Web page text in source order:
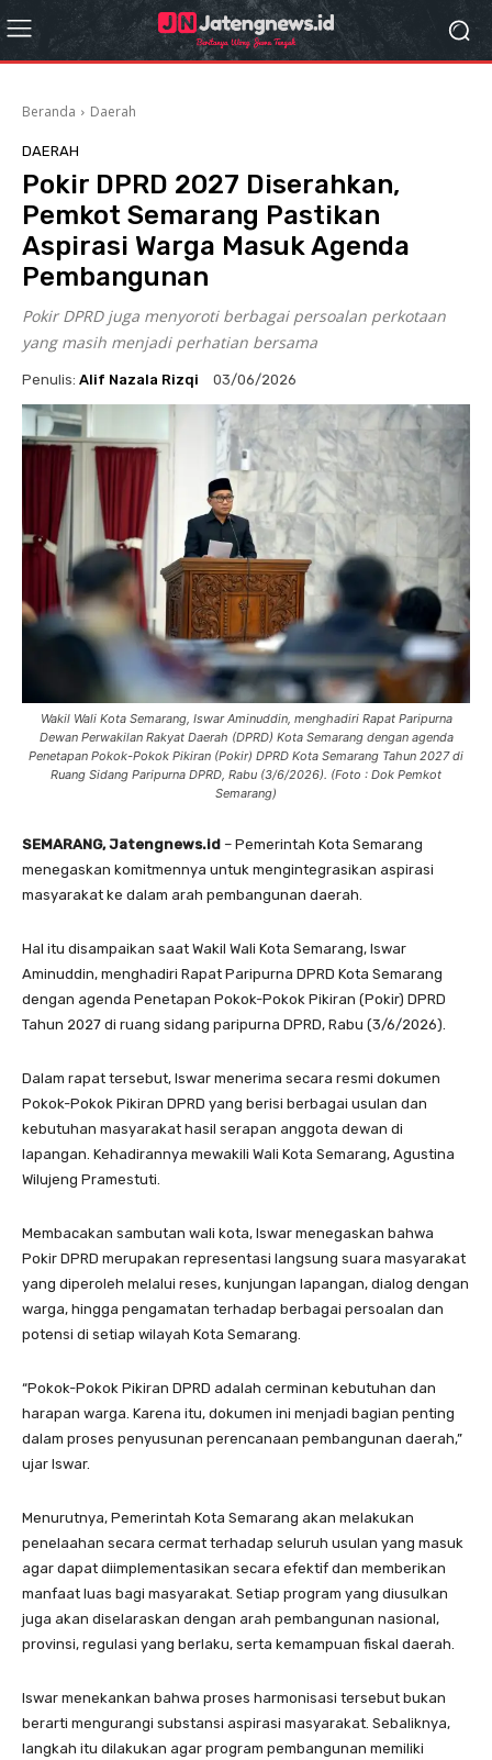
Beranda Daerah
DAERAH
Pokir DPRD 2027 Diserahkan,
Pemkot Semarang Pastikan
Aspirasi Warga Masuk Agenda
Pembangunan
Pokir DPRD juga menyoroti berbagai persoalan perkotaan
yang masih menjadi perhatian bersama
Penulis: Alif Nazala Rizqi 03/06/2026
Wakil Wali Kota Semarang, Iswar Aminuddin, menghadiri Rapat Paripurna
Dewan Perwakilan Rakyat Daerah (DPRD) Kota Semarang dengan agenda
Penetapan Pokok-Pokok Pikiran (Pokir) DPRD Kota Semarang Tahun 2027 di
Ruang Sidang Paripurna DPRD, Rabu (3/6/2026). (Foto : Dok Pemkot
Semarang)
SEMARANG, Jatengnews.id – Pemerintah Kota Semarang
menegaskan komitmennya untuk mengintegrasikan aspirasi
masyarakat ke dalam arah pembangunan daerah.
Hal itu disampaikan saat Wakil Wali Kota Semarang, Iswar
Aminuddin, menghadiri Rapat Paripurna DPRD Kota Semarang
dengan agenda Penetapan Pokok-Pokok Pikiran (Pokir) DPRD
Tahun 2027 di ruang sidang paripurna DPRD, Rabu (3/6/2026).
Dalam rapat tersebut, Iswar menerima secara resmi dokumen
Pokok-Pokok Pikiran DPRD yang berisi berbagai usulan dan
kebutuhan masyarakat hasil serapan anggota dewan di
lapangan. Kehadirannya mewakili Wali Kota Semarang, Agustina
Wilujeng Pramestuti.
Membacakan sambutan wali kota, Iswar menegaskan bahwa
Pokir DPRD merupakan representasi langsung suara masyarakat
yang diperoleh melalui reses, kunjungan lapangan, dialog dengan
warga, hingga pengamatan terhadap berbagai persoalan dan
potensi di setiap wilayah Kota Semarang.
“Pokok-Pokok Pikiran DPRD adalah cerminan kebutuhan dan
harapan warga. Karena itu, dokumen ini menjadi bagian penting
dalam proses penyusunan perencanaan pembangunan daerah,”
ujar Iswar.
Menurutnya, Pemerintah Kota Semarang akan melakukan
penelaahan secara cermat terhadap seluruh usulan yang masuk
agar dapat diimplementasikan secara efektif dan memberikan
manfaat luas bagi masyarakat. Setiap program yang diusulkan
juga akan diselaraskan dengan arah pembangunan nasional,
provinsi, regulasi yang berlaku, serta kemampuan fiskal daerah.
Iswar menekankan bahwa proses harmonisasi tersebut bukan
berarti mengurangi substansi aspirasi masyarakat. Sebaliknya,
langkah itu dilakukan agar program pembangunan memiliki